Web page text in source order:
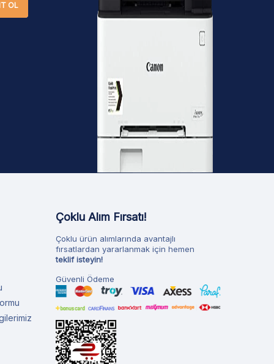
OL
Çoklu Alım Fırsatı!
Çoklu ürün alımlarında avantajlı
fırsatlardan yararlanmak için hemen
teklif isteyin!
Güvenli Ödeme